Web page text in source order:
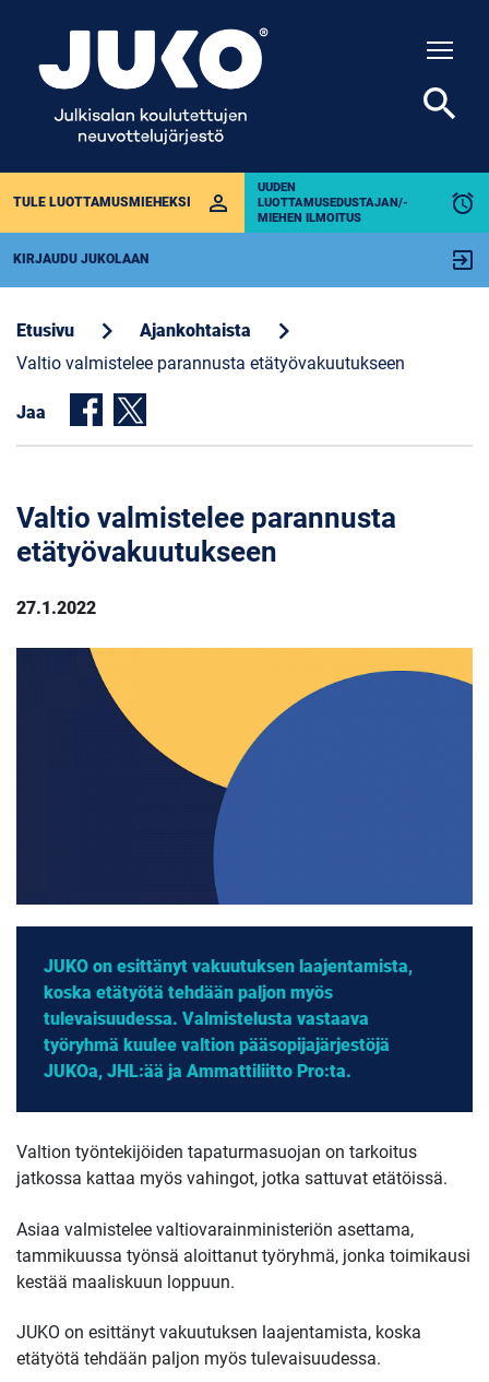
TULE LUOTTAMUSMIEHEKSI perm_identity
UUDEN
LUOTTAMUSEDUSTAJAN/-
MIEHEN ILMOITUS
alarm
KIRJAUDU JUKOLAAN exit_to_app
search
Etusivu chevron_right Ajankohtaista chevron_right
Valtio valmistelee parannusta etätyövakuutukseen
Jaa
Valtio valmistelee parannusta
etätyövakuutukseen
27.1.2022
JUKO on esittänyt vakuutuksen laajentamista,
koska etätyötä tehdään paljon myös
tulevaisuudessa. Valmistelusta vastaava
työryhmä kuulee valtion pääsopijajärjestöjä
JUKOa, JHL:ää ja Ammattiliitto Pro:ta.
Valtion työntekijöiden tapaturmasuojan on tarkoitus
jatkossa kattaa myös vahingot, jotka sattuvat etätöissä.
Asiaa valmistelee valtiovarainministeriön asettama,
tammikuussa työnsä aloittanut työryhmä, jonka toimikausi
kestää maaliskuun loppuun.
JUKO on esittänyt vakuutuksen laajentamista, koska
etätyötä tehdään paljon myös tulevaisuudessa.